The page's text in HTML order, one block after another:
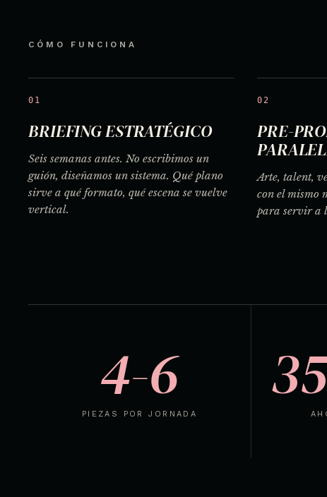
CÓMO FUNCIONA
01
BRIEFING ESTRATÉGICO
Seis semanas antes. No escribimos un
guión, diseñamos un sistema. Qué plano
sirve a qué formato, qué escena se vuelve
vertical.
02
PRE-
Arte, talent,
con el mismo
para servir a
4-6
PIEZAS POR JORNADA